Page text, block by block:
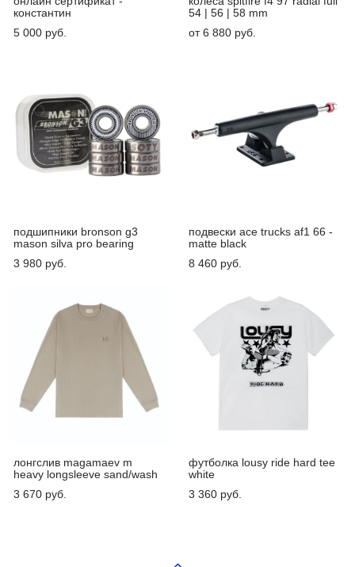
константин
5 000 pуб.
54 | 56 | 58 mm
от 6 880 pуб.
подшипники bronson g3
mason silva pro bearing
3 980 pуб.
подвески ace trucks af1 66 -
matte black
8 460 pуб.
лонгслив magamaev m
heavy longsleeve sand/wash
3 670 pуб.
футболка lousy ride hard tee
white
3 360 pуб.